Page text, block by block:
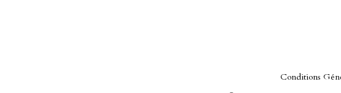
Conditions